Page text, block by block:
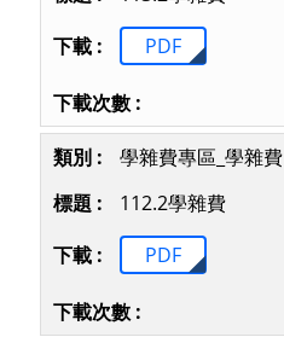
PDF
學雜費專區_學雜費
112.2學雜費
PDF